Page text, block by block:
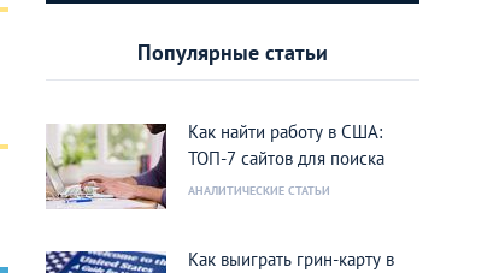
Популярные статьи
Как найти работу в США:
ТОП-7 сайтов для поиска
АНАЛИТИЧЕСКИЕ СТАТЬИ
Как выиграть грин-карту в